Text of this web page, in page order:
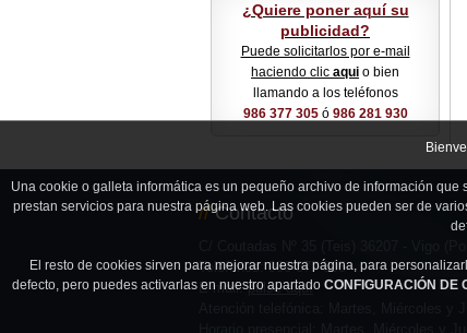
¿Quiere poner aquí su
publicidad?
Puede solicitarlos por e-mail
haciendo clic aqui o bien
llamando a los teléfonos
986 377 305ó 986 281 930
// Contacto
Teléfonos: 986 377 305
E-mail:pulse aquí
Una cookie o galleta informática es un pequeño archivo de información
prestan servicios para nuestra página web. Las cookies pueden ser de
El resto de cookies sirven para mejorar nuestra página, para
defecto, pero puedes activarlas en nuestro apartado CONFIGURACIÓN